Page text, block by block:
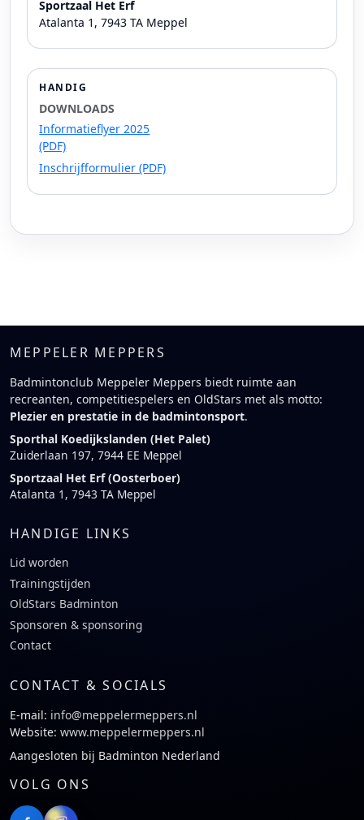
Sportzaal Het Erf
Atalanta 1, 7943 TA Meppel
HANDIG
DOWNLOADS
Informatieflyer 2025
(PDF)
Inschrijfformulier (PDF)
MEPPELER MEPPERS
Badmintonclub Meppeler Meppers biedt ruimte aan
recreanten, competitiespelers en OldStars met als motto:
Plezier en prestatie in de badmintonsport.
Sporthal Koedijkslanden (Het Palet)
Zuiderlaan 197, 7944 EE Meppel
Sportzaal Het Erf (Oosterboer)
Atalanta 1, 7943 TA Meppel
HANDIGE LINKS
Lid worden
Trainingstijden
OldStars Badminton
Sponsoren & sponsoring
Contact
CONTACT & SOCIALS
E-mail: info@meppelermeppers.nl
Website: www.meppelermeppers.nl
Aangesloten bij Badminton Nederland
VOLG ONS